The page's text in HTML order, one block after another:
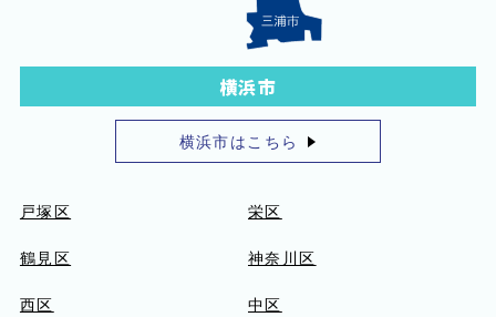
横浜市
横浜市はこちら
戸塚区 栄区
鶴見区 神奈川区
西区 中区